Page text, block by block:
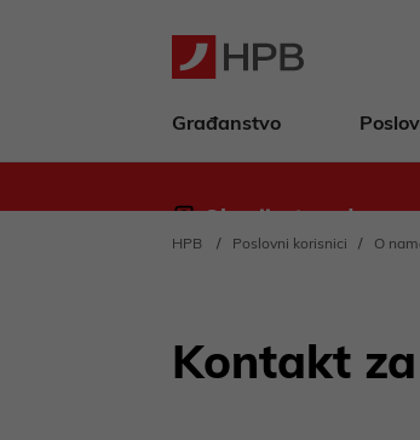
Građanstvo
HPB Poslovni korisnici O
Kontakt